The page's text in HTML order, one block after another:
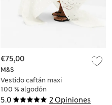
5.0 2 Opiniones
M&S
Vestido caftán maxi
100 % algodón
calado
€75,00